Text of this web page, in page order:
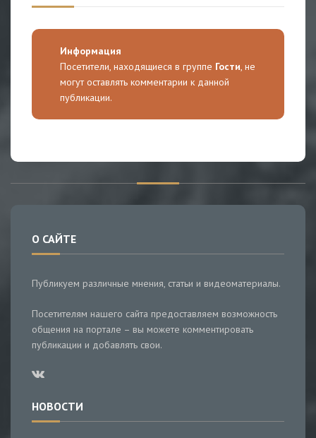
Информация
Посетители, находящиеся в группе Гости, не
могут оставлять комментарии к данной
публикации.
О САЙТЕ
Публикуем различные мнения, статьи и видеоматериалы.
Посетителям нашего сайта предоставляем возможность
общения на портале – вы можете комментировать
публикации и добавлять свои.
НОВОСТИ